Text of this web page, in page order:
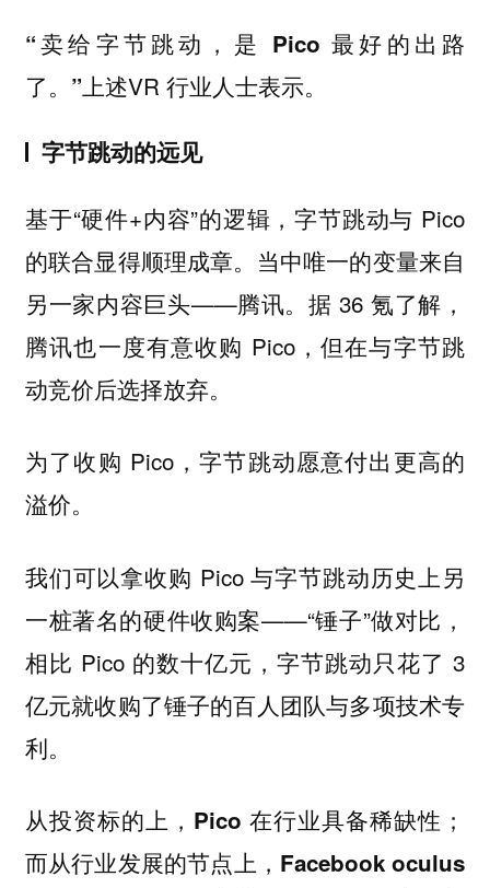
“卖给字节跳动，是 Pico 最好的出路
了。” 上述VR 行业人士表示。
字节跳动的远见
基于“硬件+内容”的逻辑，字节跳动与 Pico
的联合显得顺理成章。当中唯一的变量来自
另一家内容巨头——腾讯。据 36 氪了解，
腾讯也一度有意收购 Pico，但在与字节跳
动竞价后选择放弃。
为了收购 Pico，字节跳动愿意付出更高的
溢价。
我们可以拿收购 Pico 与字节跳动历史上另
一桩著名的硬件收购案——“锤子”做对比，
相比 Pico 的数十亿元，字节跳动只花了 3
亿元就收购了锤子的百人团队与多项技术专
利。
从投资标的上，Pico 在行业具备稀缺性；
而从行业发展的节点上，Facebook oculus